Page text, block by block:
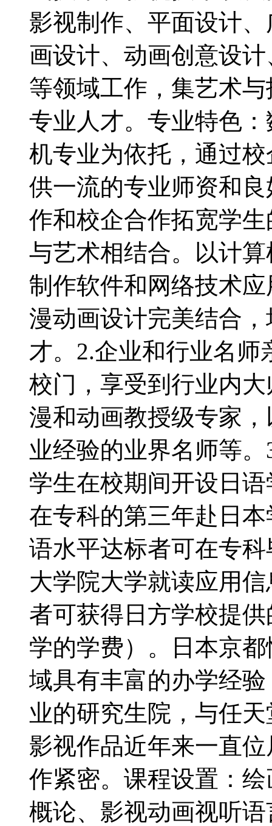
影视制作、平面设计
画设计、动画创意设
等领域工作，集艺术
专业人才。专业特色
机专业为依托，通过
供一流的专业师资和
作和校企合作拓宽学
与艺术相结合。以计
制作软件和网络技术
漫动画设计完美结合
才。2.企业和行业名
校门，享受到行业内
漫和动画教授级专家
业经验的业界名师等
学生在校期间开设日
在专科的第三年赴日
语水平达标者可在专
大学院大学就读应用
者可获得日方学校提
学的学费）。日本京
域具有丰富的办学经
业的研究生院，与任
影视作品近年来一直
作紧密。课程设置：
概论、影视动画视听